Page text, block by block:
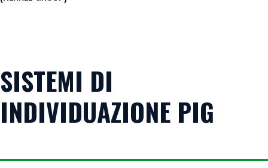
SISTEMI DI
INDIVIDUAZIONE PIG
VIEW DETAILS